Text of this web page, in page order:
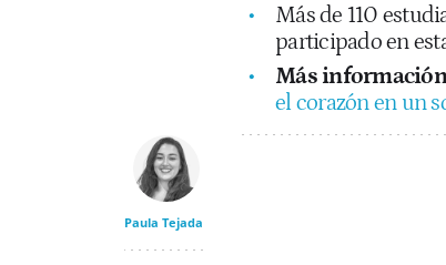
Más de 110
participado en
Más
el corazón en un
Paula Tejada